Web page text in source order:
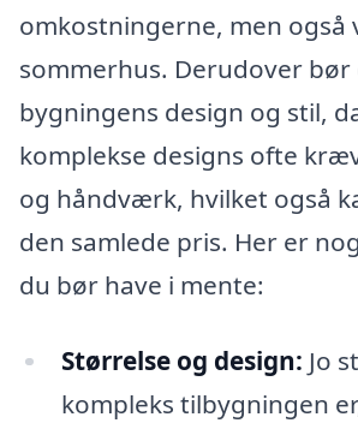
omkostningerne, men
sommerhus. Derudover bør
bygningens design og stil,
komplekse designs ofte
og håndværk, hvilket også
den samlede pris. Her er
du bør have i mente:
Størrelse og design: Jo
kompleks tilbygningen